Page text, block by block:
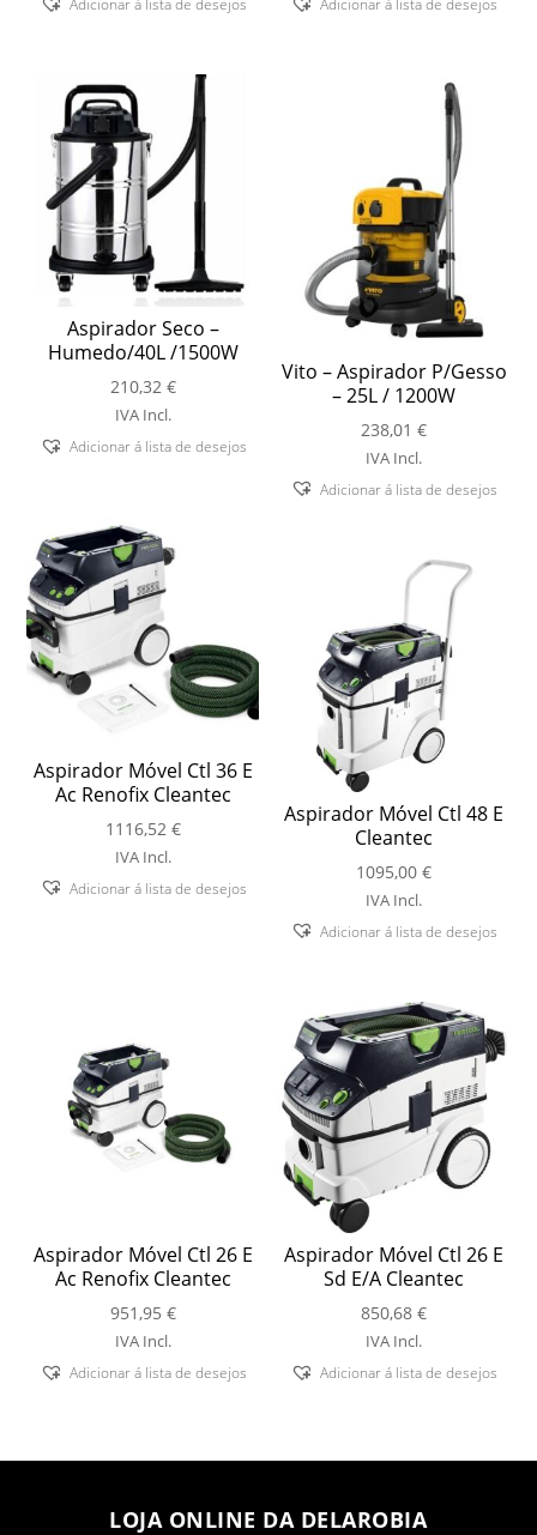
Aspirador Seco –
Humedo/40L /1500W
210,32 €
IVA Incl.
Adicionar á lista de desejos
Vito – Aspirador P/Gesso
– 25L / 1200W
238,01€
IVA Incl.
Adicionar á lista de desejos
Aspirador Móvel Ctl 36 E
Ac Renofix Cleantec
1116,52 €
IVA Incl.
Adicionar á lista de desejos
Aspirador Móvel Ctl 48 E
Cleantec
1095,00€
IVA Incl.
Adicionar á lista de desejos
Aspirador Móvel Ctl 26 E
Ac Renofix Cleantec
951,95 €
IVA Incl.
Adicionar á lista de desejos
Aspirador Móvel Ctl 26 E
Sd E/A Cleantec
850,68€
IVA Incl.
Adicionar á lista de desejos
LOJA ONLINE DA DELAROBIA